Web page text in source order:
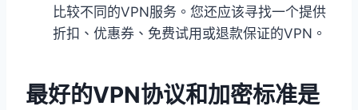
比较不同的VPN服务。您还应该寻找一个提供
折扣、优惠券、免费试用或退款保证的VPN。
最好的VPN协议和加密标准是